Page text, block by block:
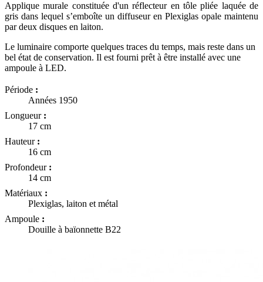
Applique murale constituée d'un réflecteur en tôle pliée laquée de
gris dans lequel s’emboîte un diffuseur en Plexiglas opale maintenu
par deux disques en laiton.
Le luminaire comporte quelques traces du temps, mais reste dans un
bel état de conservation. Il est fourni prêt à être installé avec une
ampoule à LED.
Période :
Années 1950
Longueur :
17 cm
Hauteur :
16 cm
Profondeur :
14 cm
Matériaux :
Plexiglas, laiton et métal
Ampoule :
Douille à baïonnette B22